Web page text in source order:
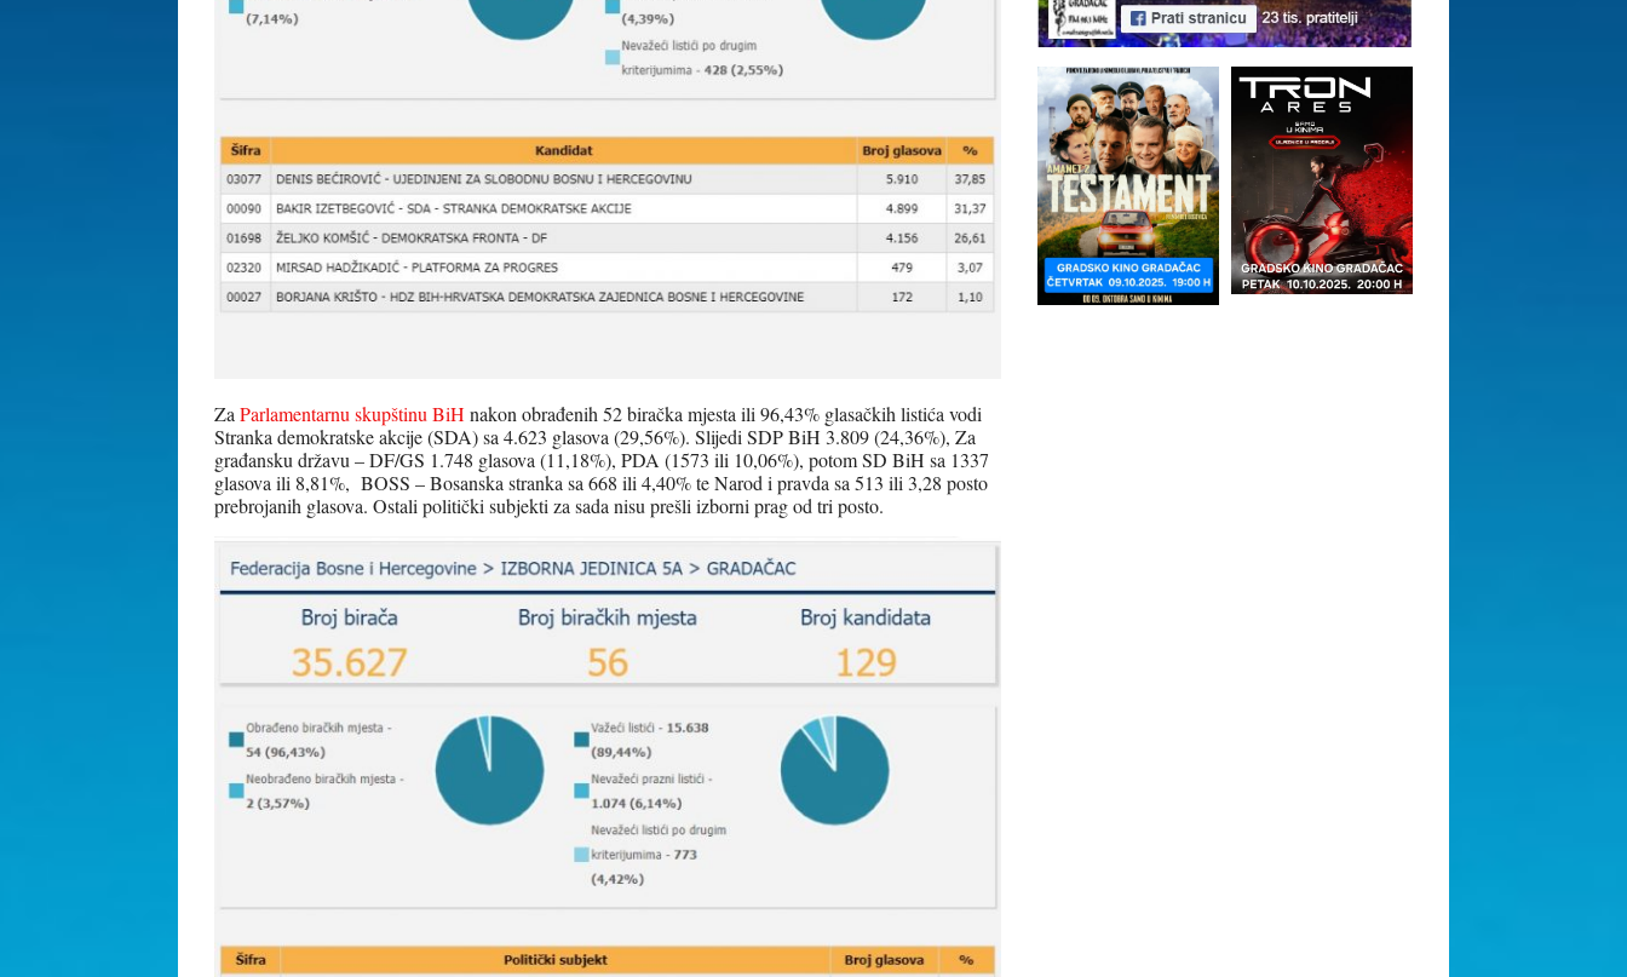
Za Parlamentarnu skupštinu BiH nakon obrađenih 52 biračka mjesta ili 96,43% glasačkih listića vodi
Stranka demokratske akcije (SDA) sa 4.623 glasova (29,56%). Slijedi SDP BiH 3.809 (24,36%), Za
građansku državu – DF/GS 1.748 glasova (11,18%), PDA (1573 ili 10,06%), potom SD BiH sa 1337
glasova ili 8,81%, BOSS – Bosanska stranka sa 668 ili 4,40% te Narod i pravda sa 513 ili 3,28 posto
prebrojanih glasova. Ostali politički subjekti za sada nisu prešli izborni prag od tri posto.